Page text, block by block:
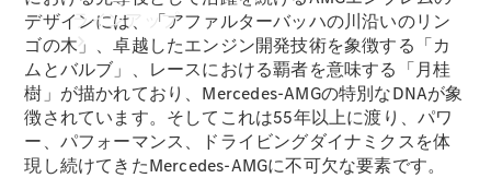
ラインアップ
デザインには、「アファルターバッハの川沿いのリン
ゴの木」、卓越したエンジン開発技術を象徴する「カ
ムとバルブ」、レースにおける覇者を意味する「月桂
樹」が描かれており、Mercedes-AMGの特別なDNAが象
徴されています。そしてこれは55年以上に渡り、パワ
ー、パフォーマンス、ドライビングダイナミクスを体
現し続けてきたMercedes-AMGに不可欠な要素です。